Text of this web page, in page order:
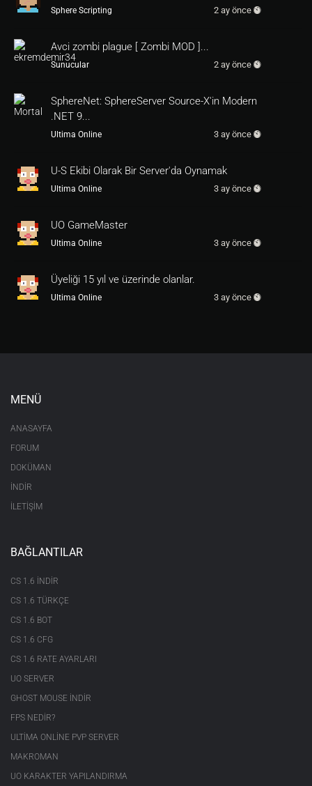
Sphere Scripting 2 ay önce
Avci zombi plague [ Zombi MOD ]...
Sunucular 2 ay önce
SphereNet: SphereServer Source-X'in Modern
.NET 9...
Ultima Online 3 ay önce
U-S Ekibi Olarak Bir Server'da Oynamak
Ultima Online 3 ay önce
UO GameMaster
Ultima Online 3 ay önce
Üyeliği 15 yıl ve üzerinde olanlar.
Ultima Online 3 ay önce
MENÜ
ANASAYFA
FORUM
DOKÜMAN
İNDİR
İLETİŞİM
BAĞLANTILAR
CS 1.6 INDIR
CS 1.6 TÜRKÇE
CS 1.6 BOT
CS 1.6 CFG
CS 1.6 RATE AYARLARI
UO SERVER
GHOST MOUSE INDIR
FPS NEDIR?
ULTIMA ONLINE PVP SERVER
MAKROMAN
UO KARAKTER YAPILANDIRMA